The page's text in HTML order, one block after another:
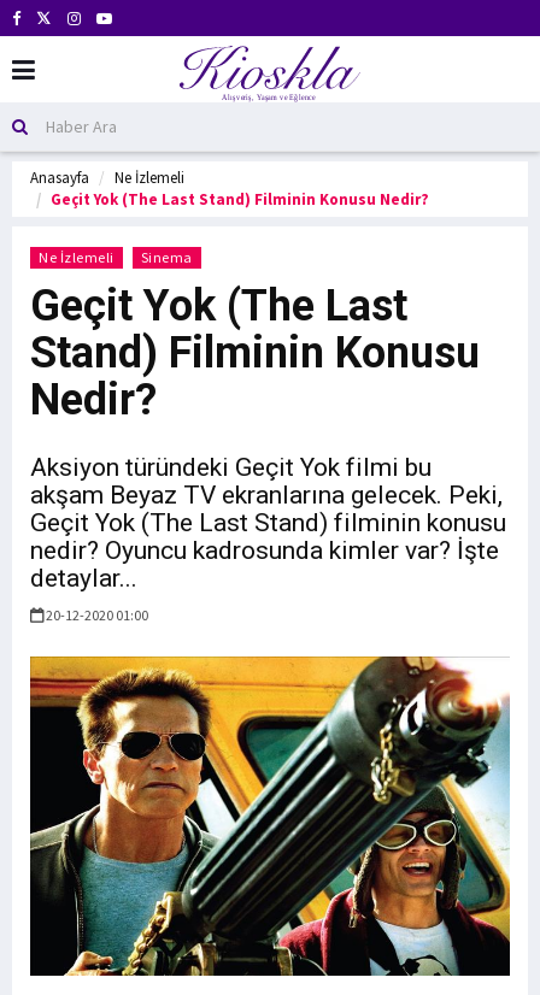
Anasayfa
Ne İzlemeli
Geçit Yok (The Last Stand) Filminin Konusu Nedir?
Ne İzlemeli Sinema
Geçit Yok (The Last
Stand) Filminin Konusu
Nedir?
Aksiyon türündeki Geçit Yok filmi bu
akşam Beyaz TV ekranlarına gelecek. Peki,
Geçit Yok (The Last Stand) filminin konusu
nedir? Oyuncu kadrosunda kimler var? İşte
detaylar...
20-12-2020 01:00